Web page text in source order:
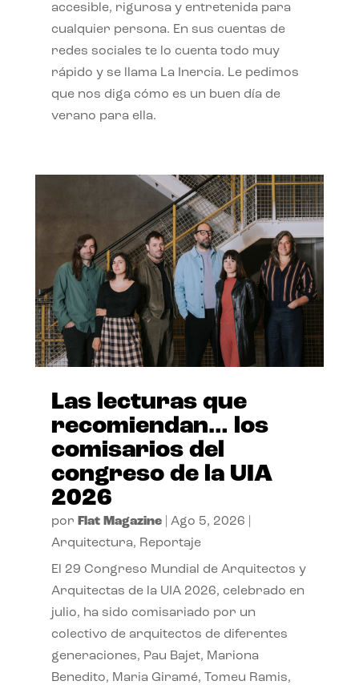
accesible, rigurosa y entretenida para
cualquier persona. En sus cuentas de
redes sociales te lo cuenta todo muy
rápido y se llama La Inercia. Le pedimos
que nos diga cómo es un buen día de
verano para ella.
Las lecturas que
recomiendan… los
comisarios del
congreso de la UIA
2026
por Flat Magazine| Ago 5, 2026
Arquitectura, Reportaje
El 29 Congreso Mundial de Arquitectos y
Arquitectas de la UIA 2026, celebrado en
julio, ha sido comisariado por un
colectivo de arquitectos de diferentes
generaciones, Pau Bajet, Mariona
Benedito, Maria Giramé, Tomeu Ramis,